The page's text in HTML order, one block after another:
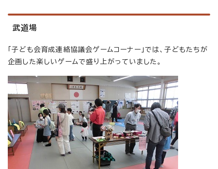
武道場
「子ども会育成連絡協議会ゲームコーナー」では、子どもたちが
企画した楽しいゲームで盛り上がっていました。